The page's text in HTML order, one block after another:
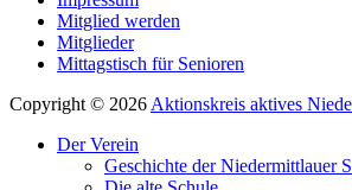
Mitglied werden
Mitglieder
Mittagstisch für Senioren
Copyright © 2026 Aktionskreis aktives
scrollenDer Verein
Geschichte der Niedermittlauer